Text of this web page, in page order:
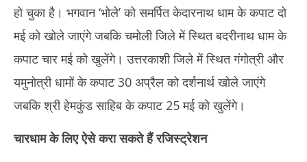
हो चुका है। भगवान ‘भोले’ को समर्पित केदारनाथ धाम के कपाट दो
मई को खोले जाएंगे जबकि चमोली जिले में स्थित बदरीनाथ धाम के
कपाट चार मई को खुलेंगे। उत्तरकाशी जिले में स्थित गंगोत्री और
यमुनोत्री धामों के कपाट 30 अप्रैल को दर्शनार्थ खोले जाएंगे
जबकि श्री हेमकुंड साहिब के कपाट 25 मई को खुलेंगे।
चारधाम के लिए ऐसे करा सकते हैं रजिस्ट्रेशन